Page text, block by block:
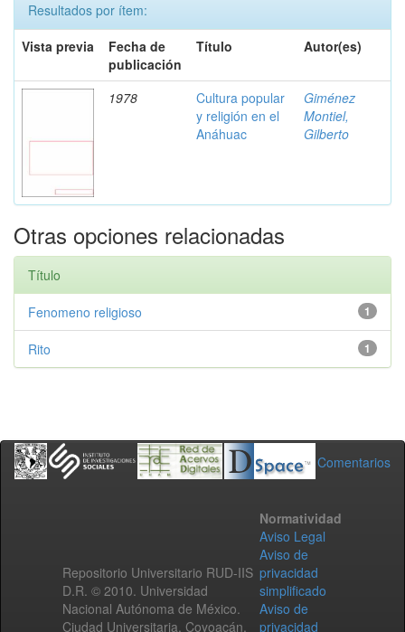
Resultados por ítem:
Vista previa
Fecha de
publicación
Título Autor(es)
1978
Cultura popular
y religión en el
Anáhuac
Giménez
Montiel,
Gilberto
Otras opciones relacionadas
Título
1
Fenomeno religioso
1
Rito
Comentarios
Repositorio Universitario RUD-IIS
D.R. © 2010. Universidad
Nacional Autónoma de México.
Ciudad Universitaria, Coyoacán,
Normatividad
Aviso Legal
Aviso de
privacidad
simplificado
Aviso de
privacidad